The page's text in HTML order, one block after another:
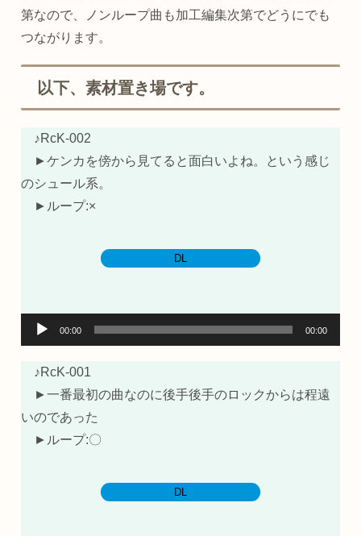
第なので、ノンループ曲も加工編集次第でどうにでも
つながります。
以下、素材置き場です。
♪RcK-002
►ケンカを傍から見てると面白いよね。という感じ
のシュール系。
►ループ:×
DL
声
ー
00:00 00:00
♪RcK-001
►一番最初の曲なのに後手後手のロックからは程遠
いのであった
►ループ:〇
DL